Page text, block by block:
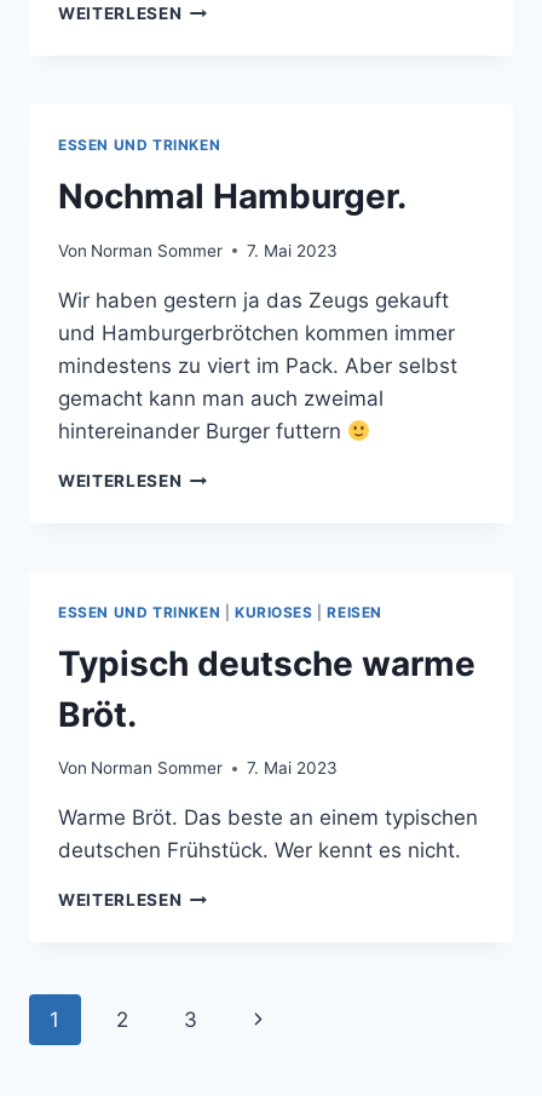
WEITERLESEN BESTE
ESSEN UND TRINKEN
Nochmal Hamburger.
Von Norman Sommer 7. Mai 2023
Wir haben gestern ja das Zeugs gekauft
und Hamburgerbrötchen kommen immer
mindestens zu viert im Pack. Aber selbst
gemacht kann man auch zweimal
hintereinander Burger futtern
WEITERLESEN NOCHMAL
ESSEN UND TRINKEN KURIOSES |REISEN
Typisch deutsche warme
Bröt.
Von Norman Sommer 7. Mai 2023
Warme Bröt. Das beste an einem typischen
deutschen Frühstück. Wer kennt es nicht.
WEITERLESEN TYPISCH
Seitennavigation
1 2 3
Nächste